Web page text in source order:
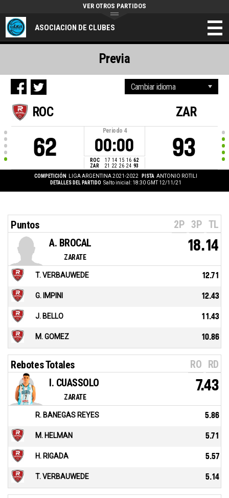
ASOCIACION DE CLUBES
VER OTROS PARTIDOS
ROC
62
Periodo 4
00:00
ROC 17 14 15 16 62
ZAR
21 22 26 24 93
ZAR
93
COMPETICIÓN LIGA ARGENTINA 2021-2022 PISTA ANTONIO ROTILI
DETALLES DEL PARTIDO Salto inicial: 18:30 GMT 12/11/21
Previa
Puntos 2P 3P TL
ZARATE
A. BROCAL 18.14
T. VERBAUWEDE 12.71
G. IMPINI 12.43
J. BELLO 11.43
M. GOMEZ 10.86
Rebotes Totales RO RD
ZARATE
I. CUASSOLO 7.43
R. BANEGAS REYES 5.86
M. HELMAN 5.71
H. RIGADA 5.57
T. VERBAUWEDE 5.14